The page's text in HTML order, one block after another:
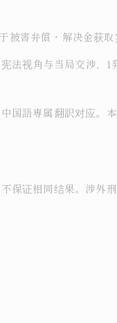
被害弁償・解决金获取
法视角与当局交涉，
国語専属翻訳对应。
保证相同结果。涉外